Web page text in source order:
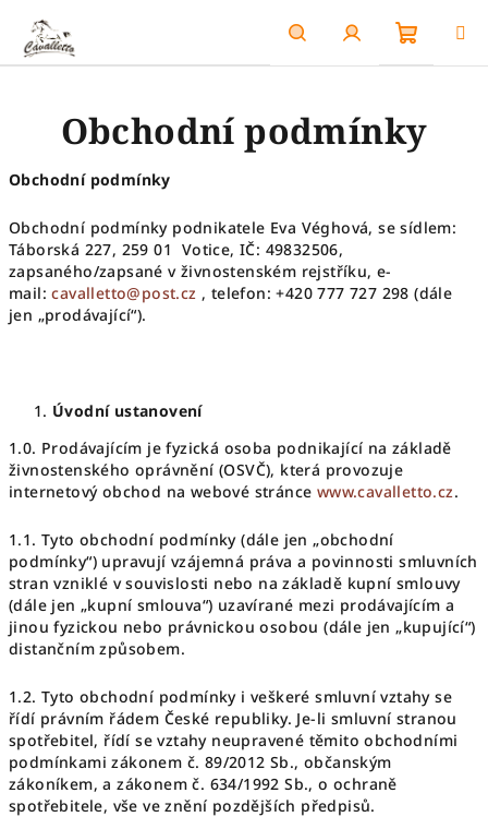
obsah
HledatPřihlášení
košík
Obchodní podmínky
Obchodní podmínky
Obchodní podmínky podnikatele Eva Véghová, se sídlem:
Táborská 227, 259 01 Votice, IČ: 49832506,
zapsaného/zapsané v živnostenském rejstříku, e-
mail:cavalletto@post.cz , telefon: +420 777 727 298 (dále
jen „prodávající“).
Úvodní ustanovení
1.0. Prodávajícím je fyzická osoba podnikající na základě
živnostenského oprávnění (OSVČ), která provozuje
internetový obchod na webové stránce www.cavalletto.cz.
1.1. Tyto obchodní podmínky (dále jen „obchodní
podmínky“) upravují vzájemná práva a povinnosti smluvních
stran vzniklé v souvislosti nebo na základě kupní smlouvy
(dále jen „kupní smlouva“) uzavírané mezi prodávajícím a
jinou fyzickou nebo právnickou osobou (dále jen „kupující“)
distančním způsobem.
1.2. Tyto obchodní podmínky i veškeré smluvní vztahy se
řídí právním řádem České republiky. Je-li smluvní stranou
spotřebitel, řídí se vztahy neupravené těmito obchodními
podmínkami zákonem č. 89/2012 Sb., občanským
zákoníkem, a zákonem č. 634/1992 Sb., o ochraně
spotřebitele, vše ve znění pozdějších předpisů.